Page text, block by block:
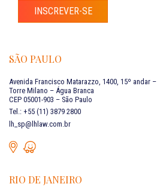
INSCREVER-SE
SÃO PAULO
Avenida Francisco Matarazzo, 1400, 15º andar –
Torre Milano – Água Branca
CEP 05001-903 – São Paulo
Tel.: +55 (11) 3879 2800
lh_sp@lhlaw.com.br
RIO DE JANEIRO